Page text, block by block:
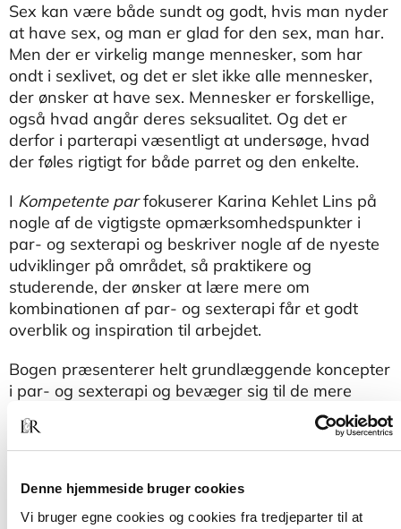
Denne hjemmeside bruger cookies
Vi bruger egne cookies og cookies fra tredjeparter til at
Sex kan være både sundt og godt, hvis man nyder
at have sex, og man er glad for den sex, man har.
Men der er virkelig mange mennesker, som har
ondt i sexlivet, og det er slet ikke alle mennesker,
der ønsker at have sex. Mennesker er forskellige,
også hvad angår deres seksualitet. Og det er
derfor i parterapi væsentligt at undersøge, hvad
der føles rigtigt for både parret og den enkelte.
I Kompetente parfokuserer Karina Kehlet Lins på
nogle af de vigtigste opmærksomhedspunkter i
par- og sexterapi og beskriver nogle af de nyeste
udviklinger på området, så praktikere og
studerende, der ønsker at lære mere om
kombinationen af par- og sexterapi får et godt
overblik og inspiration til arbejdet.
Bogen præsenterer helt grundlæggende koncepter
i par- og sexterapi og bevæger sig til de mere
komplekse interventioner, og det hele omsættes til
praktiske case-eksempler.
og derfor beskriver bogen, hvordan man kan
undgå nogle af de største faldgruber.